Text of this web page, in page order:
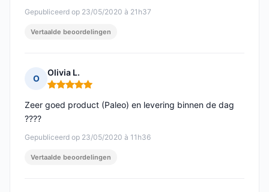
Gepubliceerd op 23/05/2020 à 21h37
Vertaalde beoordelingen
O
Olivia L.
Opmerking: 5 van 5
Gepubliceerd op 23/05/2020 à 11h36
Zeer goed product (Paleo) en levering binnen de dag
????
Vertaalde beoordelingen